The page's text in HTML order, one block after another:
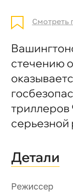
Смотреть
стечению
триллеров
Детали
Режиссер